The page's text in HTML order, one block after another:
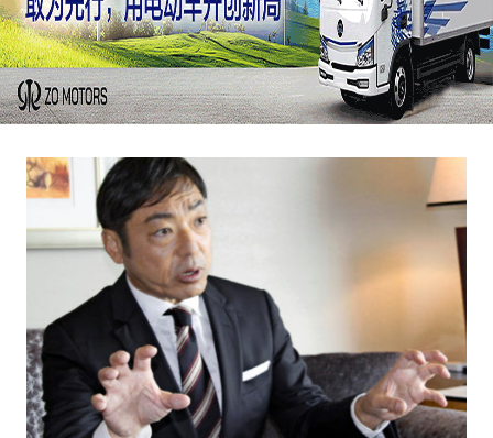
化惯性
蒋丰 日本新闻 社会观察
日本华侨报 2022/9/1 10:13:40